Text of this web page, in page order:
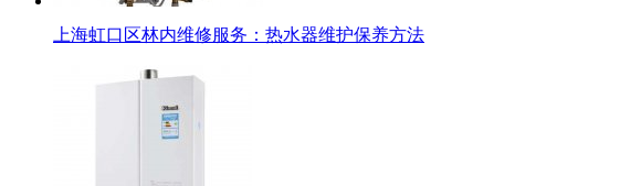
上海虹口区林内维修服务：热水器维护保养方法